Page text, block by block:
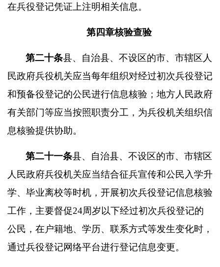
在兵役登记凭证上注明相关信息。
第四章核验查验
第二十条县、自治县、不设区的市、市辖区人
民政府兵役机关应当每年组织对经过初次兵役登记
和预备役登记的公民进行信息核验；地方人民政府
有关部门等应当按照职责分工，为兵役机关组织信
息核验提供协助。
第二十一条县、自治县、不设区的市、市辖区
人民政府兵役机关应当结合征兵宣传和公民入学升
学、毕业离校等时机，开展初次兵役登记信息核验
工作，主要督促24周岁以下经过初次兵役登记的
公民，在户籍地、学历、联系方式等发生变化时，
通过兵役登记网络平台进行登记信息变更。